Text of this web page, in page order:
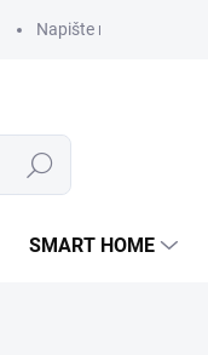
Napište nám
Hledat
SMART HOME